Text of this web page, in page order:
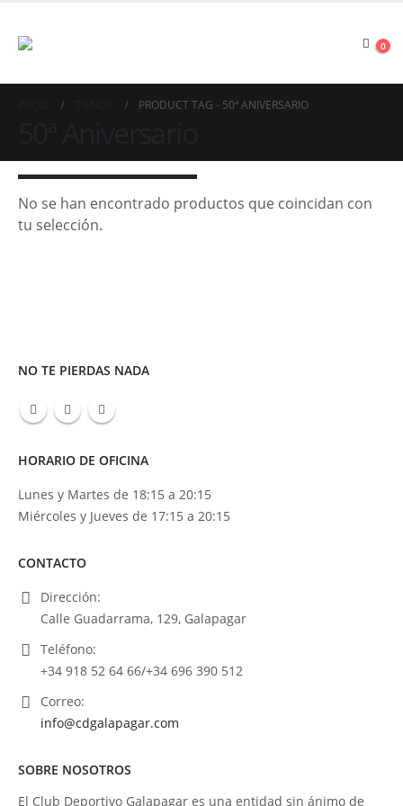
0
PRODUCT TAG - 50ª ANIVERSARIO
No se han encontrado productos que coincidan con
tu selección.
NO TE PIERDAS NADA
HORARIO DE OFICINA
Lunes y Martes de 18:15 a 20:15
Miércoles y Jueves de 17:15 a 20:15
CONTACTO
Dirección:
Calle Guadarrama, 129, Galapagar
Teléfono:
+34 918 52 64 66/+34 696 390 512
Correo:
info@cdgalapagar.com
SOBRE NOSOTROS
El Club Deportivo Galapagar es una entidad sin ánimo de